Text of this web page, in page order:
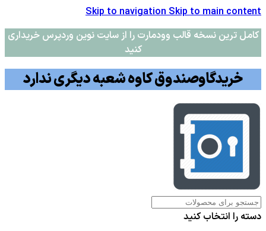
Skip to navigationSkip to main content
کامل ترین نسخه قالب وودمارت را از سایت نوین وردپرس خریداری
کنید
خریدگاوصندوق کاوه شعبه دیگری ندارد
دسته را انتخاب کنید